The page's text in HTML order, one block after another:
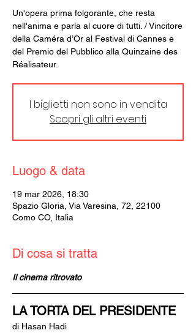
Un'opera prima folgorante, che resta
nell'anima e parla al cuore di tutti. / Vincitore
della Caméra d’Or al Festival di Cannes e
del Premio del Pubblico alla Quinzaine des
Réalisateur.
I biglietti non sono in vendita
Scopri gli altri eventi
Luogo & data
19 mar 2026, 18:30
Spazio Gloria, Via Varesina, 72, 22100
Como CO, Italia
Di cosa si tratta
Il cinema ritrovato
LA TORTA DEL PRESIDENTE
di Hasan Hadi